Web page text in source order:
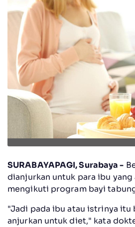
SURABAYAPAGI, Surabaya -
dianjurkan untuk para ibu yang
mengikuti program bayi
"Jadi pada ibu atau istrinya itu
anjurkan untuk diet," kata